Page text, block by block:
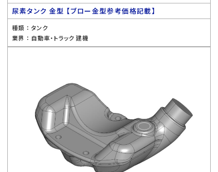
尿素タンク 金型 【ブロー金型参考価格記載】
種類 ： タンク
業界 ： 自動車・トラック 建機